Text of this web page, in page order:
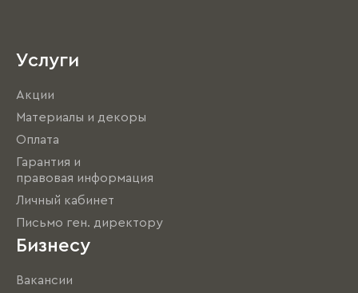
Услуги
Акции
Материалы и декоры
Оплата
Гарантия и
правовая информация
Личный кабинет
Письмо ген. директору
Бизнесу
Вакансии